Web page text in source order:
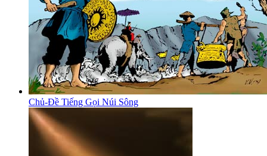
Chủ-Đề Tiếng Gọi Núi Sông